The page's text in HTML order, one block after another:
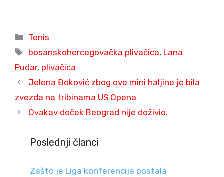
Categories
Tenis
Tags
bosanskohercegovačka plivačica, Lana
Pudar, plivačica
Jelena Đoković zbog ove mini haljine je bila
zvezda na tribinama US Opena
Ovakav doček Beograd nije doživio.
Poslednji članci
Zašto je Liga konferencija postala